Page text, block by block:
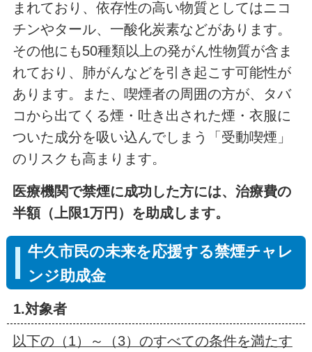
まれており、依存性の高い物質としてはニコ
チンやタール、一酸化炭素などがあります。
その他にも50種類以上の発がん性物質が含ま
れており、肺がんなどを引き起こす可能性が
あります。また、喫煙者の周囲の方が、タバ
コから出てくる煙・吐き出された煙・衣服に
ついた成分を吸い込んでしまう「受動喫煙」
のリスクも高まります。
医療機関で禁煙に成功した方には、治療費の
半額（上限1万円）を助成します。
牛久市民の未来を応援する禁煙チャレ
ンジ助成金
1.対象者
以下の（1）～（3）のすべての条件を満たす